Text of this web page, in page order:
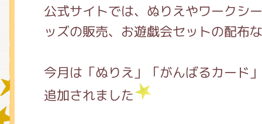
公式サイトでは、ぬりえやワークシ
ッズの販売、お遊戯会セットの配布
今月は「ぬりえ」「がんばるカード
追加されました
グッズインフォメーション
ミュージカル・コンサート